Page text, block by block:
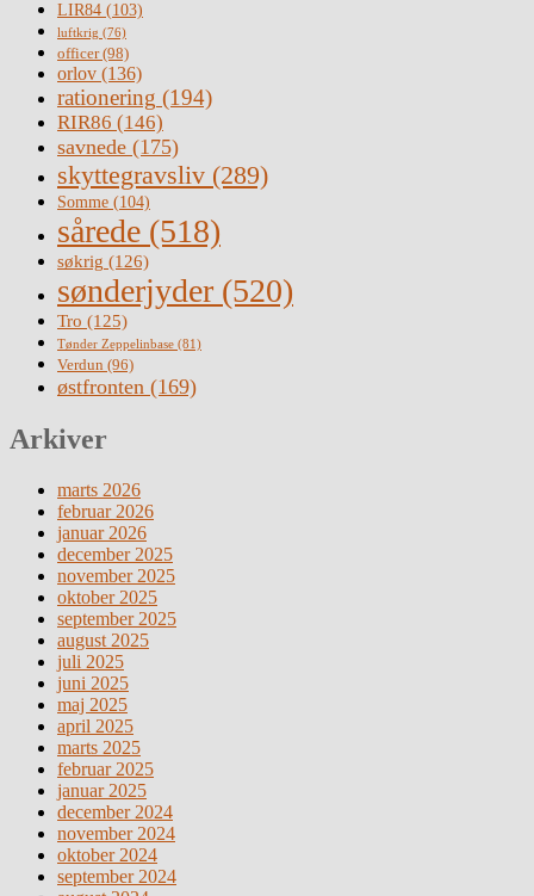
LIR84 (103)
luftkrig (76)
officer(98)
orlov (136)
rationering (194)
RIR86 (146)
savnede (175)
skyttegravsliv (289)
Somme (104)
sårede (518)
søkrig (126)
sønderjyder (520)
Tro (125)
Tønder Zeppelinbase (81)
Verdun (96)
østfronten (169)
Arkiver
marts 2026
februar 2026
januar 2026
december 2025
november 2025
oktober 2025
september 2025
august 2025
juli 2025
juni 2025
maj 2025
april 2025
marts 2025
februar 2025
januar 2025
december 2024
november 2024
oktober 2024
september 2024